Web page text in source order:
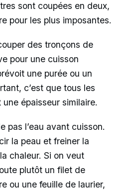
sont coupées en deux,
pour les plus imposantes.
des tronçons de
pour une cuisson
une purée ou un
c’est que tous les
épaisseur similaire.
pas l’eau avant cuisson.
la peau et freiner la
chaleur. Si on veut
plutôt un filet de
ou une feuille de laurier,